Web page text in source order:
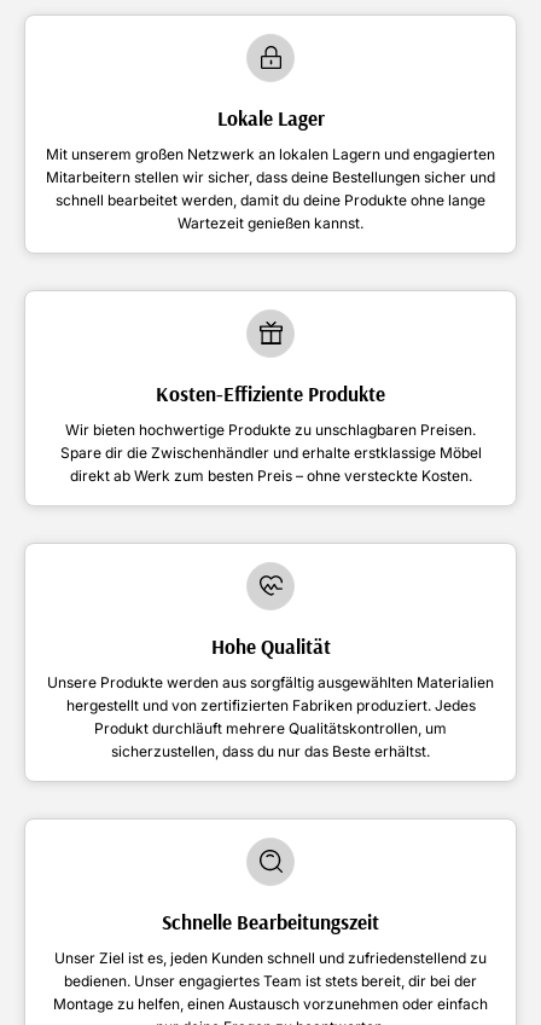
Lokale Lager
Mit unserem großen Netzwerk an lokalen Lagern und engagierten
Mitarbeitern stellen wir sicher, dass deine Bestellungen sicher und
schnell bearbeitet werden, damit du deine Produkte ohne lange
Wartezeit genießen kannst.
Kosten-Effiziente Produkte
Wir bieten hochwertige Produkte zu unschlagbaren Preisen.
Spare dir die Zwischenhändler und erhalte erstklassige Möbel
direkt ab Werk zum besten Preis – ohne versteckte Kosten.
Hohe Qualität
Unsere Produkte werden aus sorgfältig ausgewählten Materialien
hergestellt und von zertifizierten Fabriken produziert. Jedes
Produkt durchläuft mehrere Qualitätskontrollen, um
sicherzustellen, dass du nur das Beste erhältst.
Schnelle Bearbeitungszeit
Unser Ziel ist es, jeden Kunden schnell und zufriedenstellend zu
bedienen. Unser engagiertes Team ist stets bereit, dir bei der
Montage zu helfen, einen Austausch vorzunehmen oder einfach